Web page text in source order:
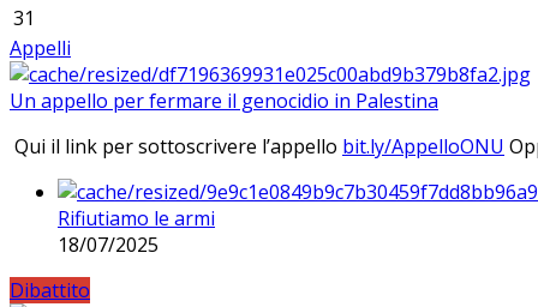
31
Appelli
Un appello per fermare il genocidio in Palestina
Qui il link per sottoscrivere l’appello bit.ly/AppelloONU
Rifiutiamo le armi
18/07/2025
Dibattito